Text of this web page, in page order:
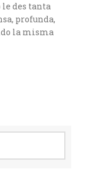
le des tanta
profunda,
la misma